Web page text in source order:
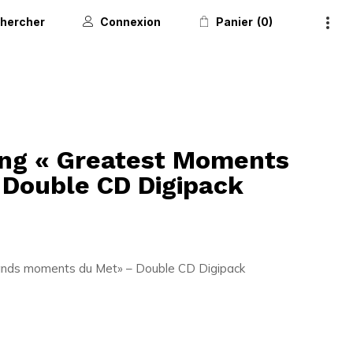
Connexion Panier 0
« Greatest Moments
CD Digipack
moments du Met» – Double CD Digipack